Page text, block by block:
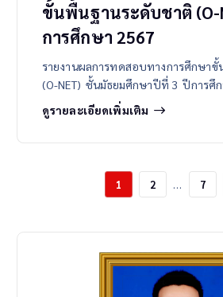
ขั้นพื้นฐานระดับชาติ (O-
การศึกษา 2567
รายงานผลการทดสอบทางการศึกษา
(O-NET) ชั้นมัธยมศึกษาปีที่ 3 ปีการศึ
ดูรายละเอียดเพิ่มเติม
1 2 … 7